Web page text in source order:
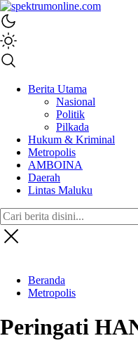
spektrumonline.com
Berita Utama
Nasional
Politik
Pilkada
Hukum & Kriminal
Metropolis
AMBOINA
Daerah
Lintas Maluku
Beranda
Metropolis
Peringati